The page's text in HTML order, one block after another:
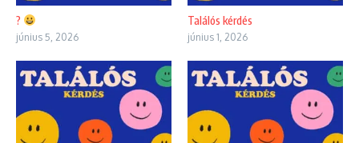
?
június 5, 2026
Találós kérdés
június 1, 2026